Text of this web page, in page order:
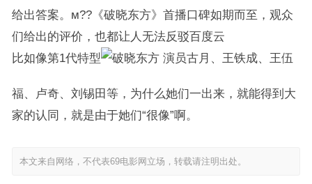
给出答案。м??《破晓东方》首播口碑如期而至，观众
们给出的评价，也都让人无法反驳百度云
比如像第1代特型
演员古月、王铁成、王伍
福、卢奇、刘锡田等，为什么她们一出来，就能得到大
家的认同，就是由于她们“很像”啊。
本文来自网络，不代表69电影网立场，转载请注明出处。